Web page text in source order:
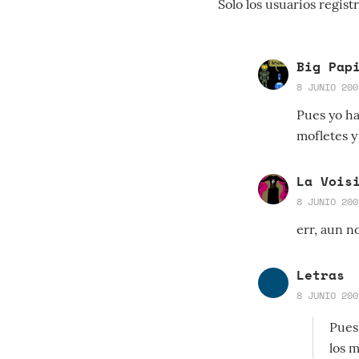
Solo los usuarios
Big
8 JUNIO
Pues yo
mofletes
La
8 JUNIO
err, aun
Letras
8 JUNIO
los